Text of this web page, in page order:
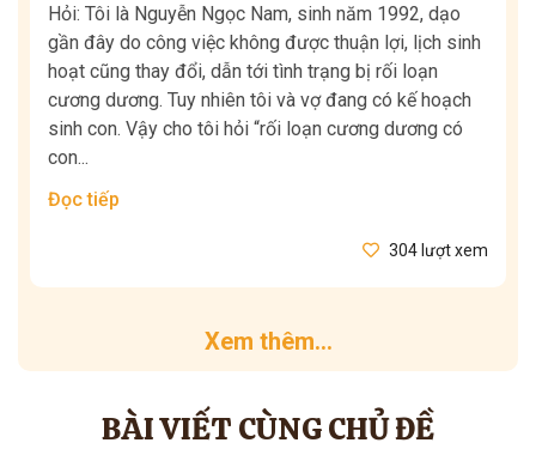
Hỏi: Tôi là Nguyễn Ngọc Nam, sinh năm 1992, dạo
gần đây do công việc không được thuận lợi, lịch sinh
hoạt cũng thay đổi, dẫn tới tình trạng bị rối loạn
cương dương. Tuy nhiên tôi và vợ đang có kế hoạch
sinh con. Vậy cho tôi hỏi “rối loạn cương dương có
con...
Đọc tiếp
304 lượt xem
Xem thêm...
BÀI VIẾT CÙNG CHỦ ĐỀ